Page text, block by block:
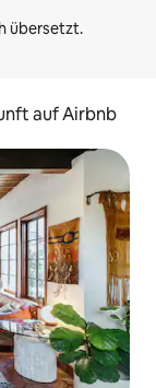
auf Airbnb